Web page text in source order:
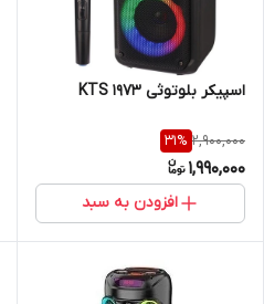
اسپیکر بلوتوثی KTS 1973
2,900,000
31%
1,990,000
افزودن به سبد